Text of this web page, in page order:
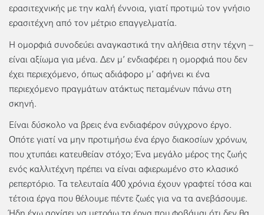
ερασιτεχνικής με την καλή έννοια, γιατί προτιμώ τον γνήσιο
ερασιτέχνη από τον μέτριο επαγγελματία.
Η ομορφιά συνοδεύει αναγκαστικά την αλήθεια στην τέχνη –
είναι αξίωμα για μένα. Δεν μ’ ενδιαφέρει η ομορφιά που δεν
έχει περιεχόμενο, όπως αδιάφορο μ’ αφήνει κι ένα
περιεχόμενο πραγμάτων ατάκτως πεταμένων πάνω στη
σκηνή.
Είναι δύσκολο να βρεις ένα ενδιαφέρον σύγχρονο έργο.
Οπότε γιατί να μην προτιμήσω ένα έργο διακοσίων χρόνων,
που χτυπάει κατευθείαν στόχο; Ένα μεγάλο μέρος της ζωής
ενός καλλιτέχνη πρέπει να είναι αφιερωμένο στο κλασικό
ρεπερτόριο. Τα τελευταία 400 χρόνια έχουν γραφτεί τόσα και
τέτοια έργα που θέλουμε πέντε ζωές για να τα ανεβάσουμε.